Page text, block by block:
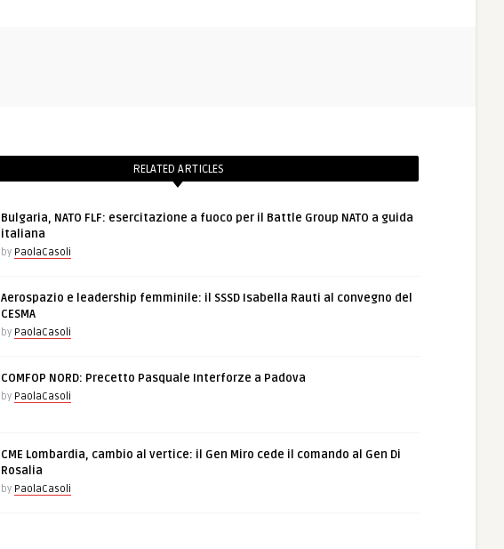
RELATED ARTICLES
Bulgaria, NATO FLF: esercitazione a fuoco per il Battle Group NATO a guida
italiana
by PaolaCasoli
Aerospazio e leadership femminile: il SSSD Isabella Rauti al convegno del
CESMA
by PaolaCasoli
COMFOP NORD: Precetto Pasquale Interforze a Padova
by PaolaCasoli
CME Lombardia, cambio al vertice: il Gen Miro cede il comando al Gen Di
Rosalia
by PaolaCasoli